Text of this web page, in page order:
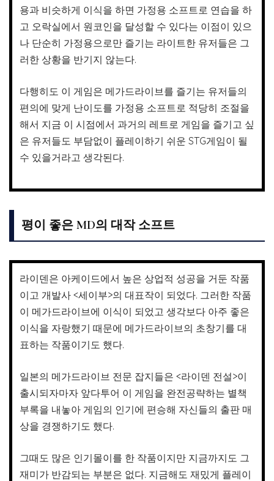
용과 비슷하게 이식을 하면 가정용 소프트로 연습을 하
고 오락실에서 원코인을 달성할 수 있다는 이점이 있으
나 단순히 가정용으로만 즐기는 라이트한 유저들은 그
러한 상황을 반기지 않는다.
다행히도 이 게임은 메가드라이브를 즐기는 유저들의
편의에 맞게 난이도를 가정용 소프트로 적당히 조절을
해서 지금 이 시점에서 과거의 레트로 게임을 즐기고 싶
은 유저들도 부담없이 플레이하기 쉬운 STG게임이 될
수 있을거라고 생각된다.
평이 좋은 MD의 대작 소프트
라이덴은 아케이드에서 높은 상업적 성공을 거둔 작품
이고 개발사 <세이부>의 대표작이 되었다. 그러한 작품
이 메가드라이브에 이식이 되었고 생각보다 아주 좋은
이식을 자랑했기 때문에 메가드라이브의 초창기를 대
표하는 작품이기도 했다.
일본의 메가드라이브 전문 잡지들은 <라이덴 전설>이
출시되자마자 앞다투어 이 게임을 완전공략하는 별책
부록을 내놓아 게임의 인기에 편승해 자신들의 출판 매
상을 경쟁하기도 했다.
그때도 많은 인기몰이를 한 작품이지만 지금까지도 그
재미가 반감되는 부분은 없다. 지금해도 재밌게 플레이